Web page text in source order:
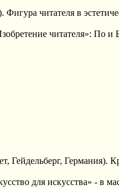
читателя в
читателя»: По и
Гейдельберг, Германия).
для искусства» - в